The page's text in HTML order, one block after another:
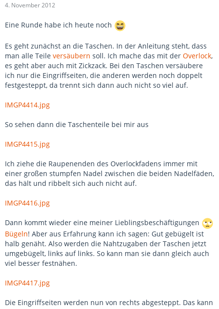
4. November 2012
Eine Runde habe ich heute noch
Es geht zunächst an die Taschen. In der Anleitung steht, dass
man alle Teile versäubern soll. Ich mache das mit der Overlock,
es geht aber auch mit Zickzack. Bei den Taschen versäubere
ich nur die Eingriffseiten, die anderen werden noch doppelt
festgesteppt, da trennt sich dann auch nicht so viel auf.
IMGP4414.jpg
So sehen dann die Taschenteile bei mir aus
IMGP4415.jpg
Ich ziehe die Raupenenden des Overlockfadens immer mit
einer großen stumpfen Nadel zwischen die beiden Nadelfäden,
das hält und ribbelt sich auch nicht auf.
IMGP4416.jpg
Dann kommt wieder eine meiner Lieblingsbeschäftigungen
Bügeln! Aber aus Erfahrung kann ich sagen: Gut gebügelt ist
halb genäht. Also werden die Nahtzugaben der Taschen jetzt
umgebügelt, links auf links. So kann man sie dann gleich auch
viel besser festnähen.
IMGP4417.jpg
Die Eingriffseiten werden nun von rechts abgesteppt. Das kann